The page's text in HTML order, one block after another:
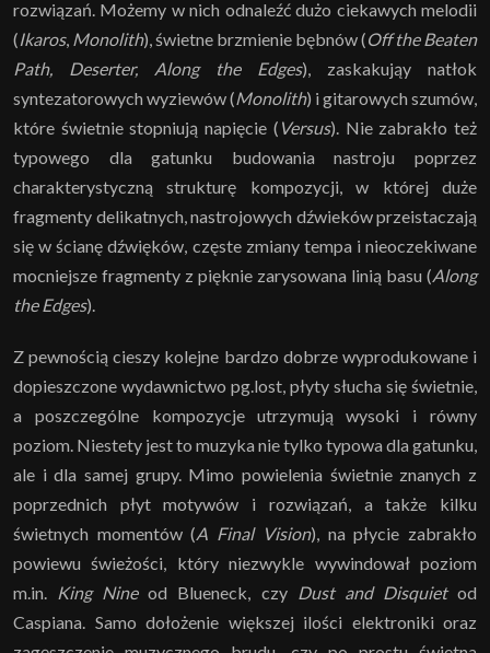
rozwiązań. Możemy w nich odnaleźć dużo ciekawych melodii
(Ikaros, Monolith), świetne brzmienie bębnów (Off the Beaten
Path, Deserter, Along the Edges), zaskakująy natłok
syntezatorowych wyziewów (Monolith) i gitarowych szumów,
które świetnie stopniują napięcie ( Versus). Nie zabrakło też
typowego dla gatunku budowania nastroju poprzez
charakterystyczną strukturę kompozycji, w której duże
fragmenty delikatnych, nastrojowych dźwieków przeistaczają
się w ścianę dźwięków, częste zmiany tempa i nieoczekiwane
mocniejsze fragmenty z pięknie zarysowana linią basu (Along
the Edges).
Z pewnością cieszy kolejne bardzo dobrze wyprodukowane i
dopieszczone wydawnictwo pg.lost, płyty słucha się świetnie,
a poszczególne kompozycje utrzymują wysoki i równy
poziom. Niestety jest to muzyka nie tylko typowa dla gatunku,
ale i dla samej grupy. Mimo powielenia świetnie znanych z
poprzednich płyt motywów i rozwiązań, a także kilku
świetnych momentów (A Final Vision), na płycie zabrakło
powiewu świeżości, który niezwykle wywindował poziom
m.in. King Nineod Blueneck, czy Dust and Disquietod
Caspiana. Samo dołożenie większej ilości elektroniki oraz